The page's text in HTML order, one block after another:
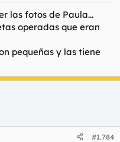
las fotos de Paula...
operadas que eran
pequeñas y las tiene
#1.784